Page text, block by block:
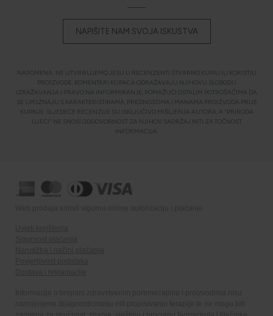
NAPIŠITE NAM SVOJA ISKUSTVA
NAPOMENA: NE UTVRĐUJEMO JESU LI RECENZENTI STVARNO KUPILI ILI KORISTILI
PROIZVODE. KOMENTARI KUPACA ODRAŽAVAJU NJIHOVU SLOBODU
IZRAŽAVANJA I PRAVO NA INFORMIRANJE, POMAŽUĆI OSTALIM POTROŠAČIMA DA
SE UPOZNAJU S KARAKTERISTIKAMA, PREDNOSTIMA I MANAMA PROIZVODA PRIJE
KUPNJE. SLJEDEĆE RECENZIJE SU ISKLJUČIVO MIŠLJENJA AUTORA, A "PRIRODA
LIJEĆI" NE SNOSI ODGOVORNOST ZA NJIHOV SADRŽAJ NITI ZA TOČNOST
INFORMACIJA.